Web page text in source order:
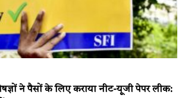
ने पैसों के लिए कराया नीट-यूजी पेपर लीक: